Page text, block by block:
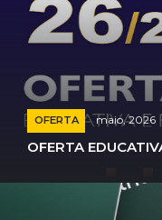
OFERTA maio, 2026
OFERTA